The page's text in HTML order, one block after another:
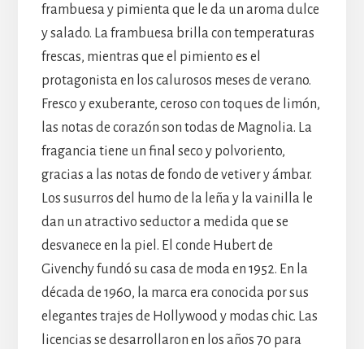
frambuesa y pimienta que le da un aroma dulce
y salado. La frambuesa brilla con temperaturas
frescas, mientras que el pimiento es el
protagonista en los calurosos meses de verano.
Fresco y exuberante, ceroso con toques de limón,
las notas de corazón son todas de Magnolia. La
fragancia tiene un final seco y polvoriento,
gracias a las notas de fondo de vetiver y ámbar.
Los susurros del humo de la leña y la vainilla le
dan un atractivo seductor a medida que se
desvanece en la piel. El conde Hubert de
Givenchy fundó su casa de moda en 1952. En la
década de 1960, la marca era conocida por sus
elegantes trajes de Hollywood y modas chic. Las
licencias se desarrollaron en los años 70 para